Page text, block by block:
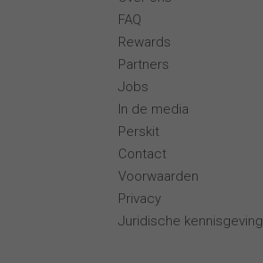
FAQ
Rewards
Partners
Jobs
In de media
Perskit
Contact
Voorwaarden
Privacy
Juridische kennisgeving